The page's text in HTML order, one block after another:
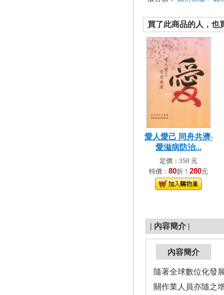
買了此商品的人，也
愛人愛己 同舟共濟-
愛滋病防治...
定價：350 元
特價： 80折！ 280元
| 內容簡介 |
內容簡介
隨著全球數位化發
關作業人員亦隨之